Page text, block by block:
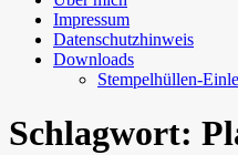
Impressum
Datenschutzhinweis
Downloads
Stempelhüllen-
Schlagwort: